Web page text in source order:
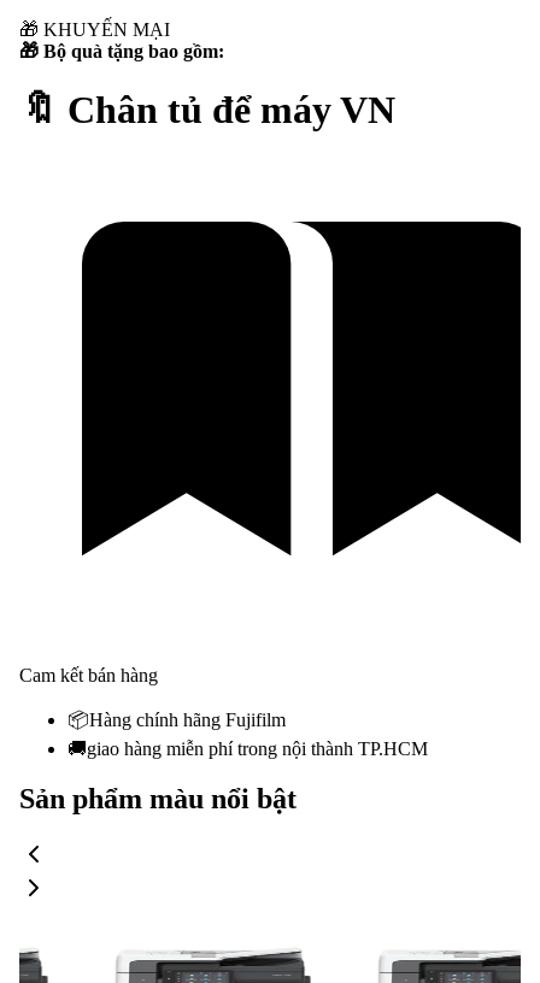
🎁 KHUYẾN MẠI
🎁 Bộ quà tặng bao gồm:
🔖 Chân tủ để máy VN
Cam kết bán hàng
📦Hàng chính hãng Fujifilm
🚚giao hàng miễn phí trong nội thành TP.HCM
Sản phẩm màu nổi bật